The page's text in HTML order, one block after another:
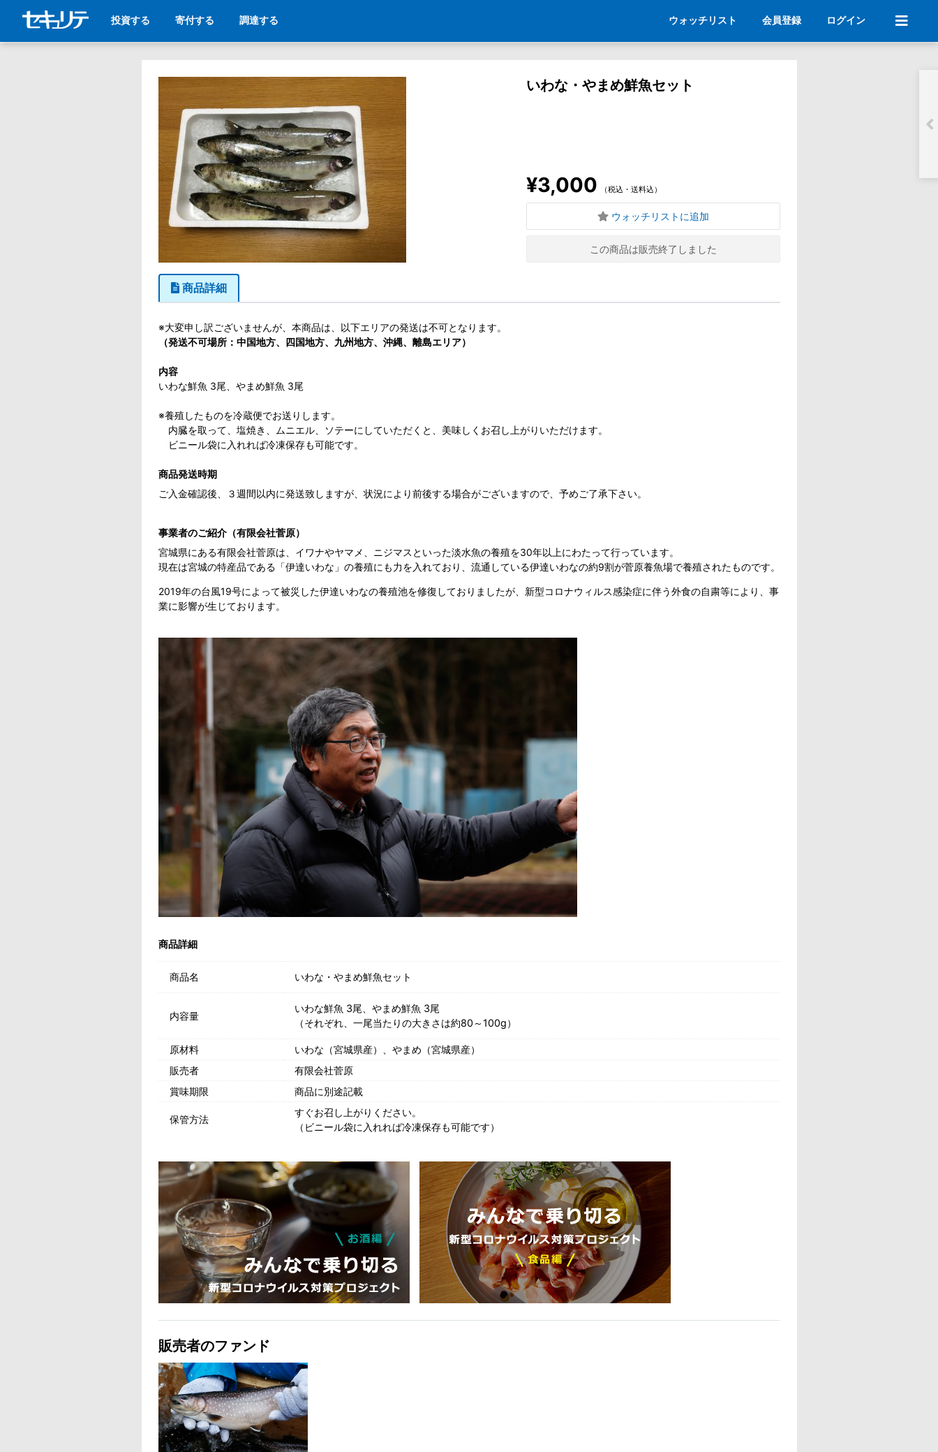
投資する 寄付する 調達する ウォッチリスト 会員登録 ログイン
いわな・やまめ鮮魚セット
¥3,000 （税込・送料込）
ウォッチリストに追加
この商品は販売終了しました
商品詳細
※大変申し訳ございませんが、本商品は、以下エリアの発送は不可となります。
（発送不可場所：中国地方、四国地方、九州地方、沖縄、離島エリア）
内容
いわな鮮魚 3尾、やまめ鮮魚 3尾
※養殖したものを冷蔵便でお送りします。
内臓を取って、塩焼き、ムニエル、ソテーにしていただくと、美味しくお召し上がりいただけます。
ビニール袋に入れれば冷凍保存も可能です。
商品発送時期
ご入金確認後、３週間以内に発送致しますが、状況により前後する場合がございますので、予めご了承下さい。
事業者のご紹介（有限会社菅原）
宮城県にある有限会社菅原は、イワナやヤマメ、ニジマスといった淡水魚の養殖を30年以上にわたって行っています。
現在は宮城の特産品である「伊達いわな」の養殖にも力を入れており、流通している伊達いわなの約9割が菅原養魚場で養殖されたものです。
2019年の台風19号によって被災した伊達いわなの養殖池を修復しておりましたが、新型コロナウィルス感染症に伴う外食の自粛等により、事
業に影響が生じております。
商品詳細
商品名 いわな・やまめ鮮魚セット
内容量
いわな鮮魚 3尾、やまめ鮮魚 3尾
（それぞれ、一尾当たりの大きさは約80～100g）
原材料
いわな（宮城県産）、やまめ（宮城県産）
販売者
有限会社菅原
賞味期限
商品に別途記載
保管方法
すぐお召し上がりください。
（ビニール袋に入れれば冷凍保存も可能です）
販売者のファンド